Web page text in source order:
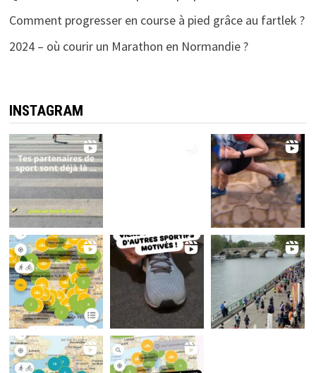
Comment progresser en course à pied grâce au fartlek ?
2024 – où courir un Marathon en Normandie ?
INSTAGRAM